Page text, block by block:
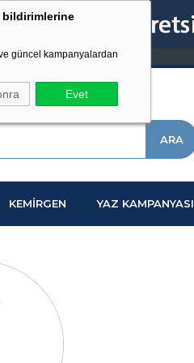
bildirimlerine
güncel kampanyalardan
Evet
KEMİRGEN YAZ KAMPANYASI